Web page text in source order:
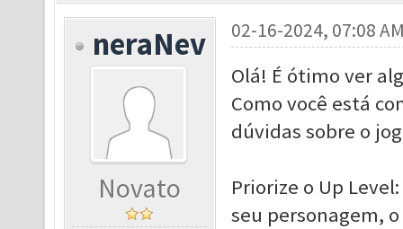
neraNev
Novato
02-16-2024, 07:08
Olá! É ótimo ver
Como você está
dúvidas sobre o
Priorize o Up
seu personagem,